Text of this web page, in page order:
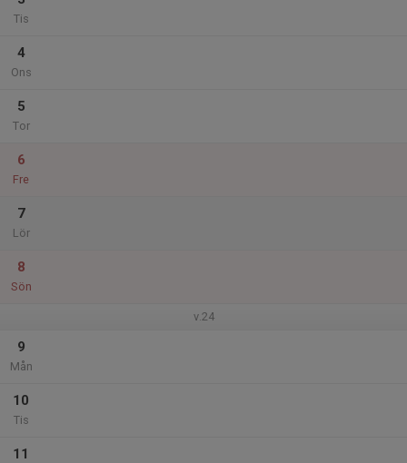
Tis
4
Ons
5
Tor
6
Fre
7
Lör
8
Sön
v.24
9
Mån
10
Tis
11